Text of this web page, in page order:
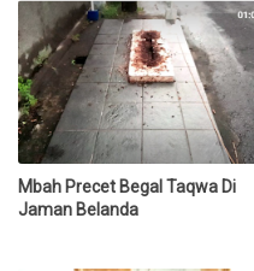
Mbah Precet Begal Taqwa Di
Jaman Belanda